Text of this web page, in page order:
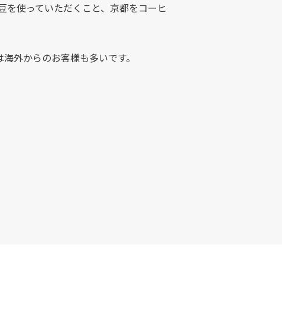
使っていただくこと、京都をコーヒ
外からのお客様も多いです。